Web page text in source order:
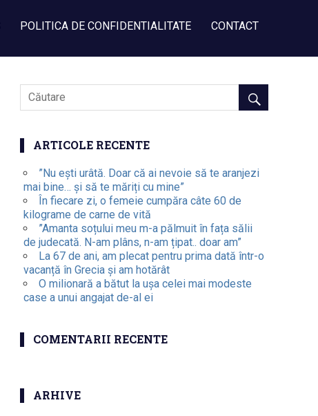
POLITICA DE CONFIDENTIALITATE CONTACT
ARTICOLE RECENTE
”Nu ești urâtă. Doar că ai nevoie să te aranjezi
mai bine… și să te măriți cu mine”
În fiecare zi, o femeie cumpăra câte 60 de
kilograme de carne de vită
”Amanta soțului meu m-a pălmuit în fața sălii
de judecată. N-am plâns, n-am țipat.. doar am”
La 67 de ani, am plecat pentru prima dată într-o
vacanță în Grecia și am hotărât
O milionară a bătut la ușa celei mai modeste
case a unui angajat de-al ei
COMENTARII RECENTE
ARHIVE